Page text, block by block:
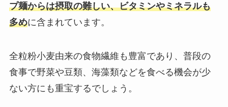
プ麺からは摂取の難しい、ビタミンやミネラルも
多めに含まれています。
全粒粉小麦由来の食物繊維も豊富であり、普段の
食事で野菜や豆類、海藻類などを食べる機会が少
ない方にも重宝するでしょう。